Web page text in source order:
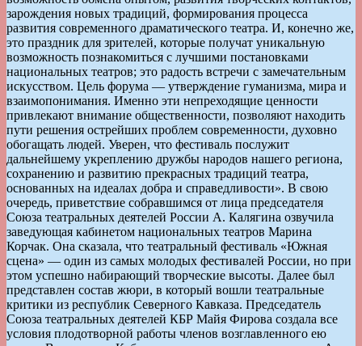
зарождения новых традиций, формирования процесса
развития современного драматического театра. И, конечно же,
это праздник для зрителей, которые получат уникальную
возможность познакомиться с лучшими постановками
национальных театров; это радость встречи с замечательным
искусством. Цель форума — утверждение гуманизма, мира и
взаимопонимания. Именно эти непреходящие ценности
привлекают внимание общественности, позволяют находить
пути решения острейших проблем современности, духовно
обогащать людей. Уверен, что фестиваль послужит
дальнейшему укреплению дружбы народов нашего региона,
сохранению и развитию прекрасных традиций театра,
основанных на идеалах добра и справедливости». В свою
очередь, приветствие собравшимся от лица председателя
Союза театральных деятелей России А. Калягина озвучила
заведующая кабинетом национальных театров Марина
Корчак. Она сказала, что театральный фестиваль «Южная
сцена» — один из самых молодых фестивалей России, но при
этом успешно набирающий творческие высоты. Далее был
представлен состав жюри, в который вошли театральные
критики из республик Северного Кавказа. Председатель
Союза театральных деятелей КБР Майя Фирова создала все
условия плодотворной работы членов возглавленного ею